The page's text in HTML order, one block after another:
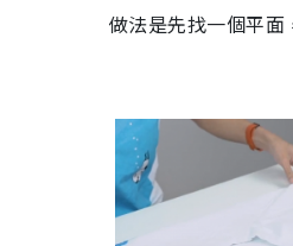
做法是先找一個平